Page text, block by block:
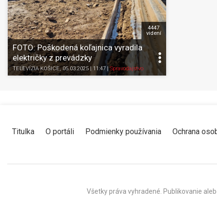
FOTO: Poškodená koľajnica vyradila
električky z prevádzky
TELEVÍZIA KOŠICE, 05.03.2025 | 11:47 |Spravodajstvo
4447
videní
Titulka O portáli Podmienky používania Ochrana
Všetky práva vyhradené. Publikovanie